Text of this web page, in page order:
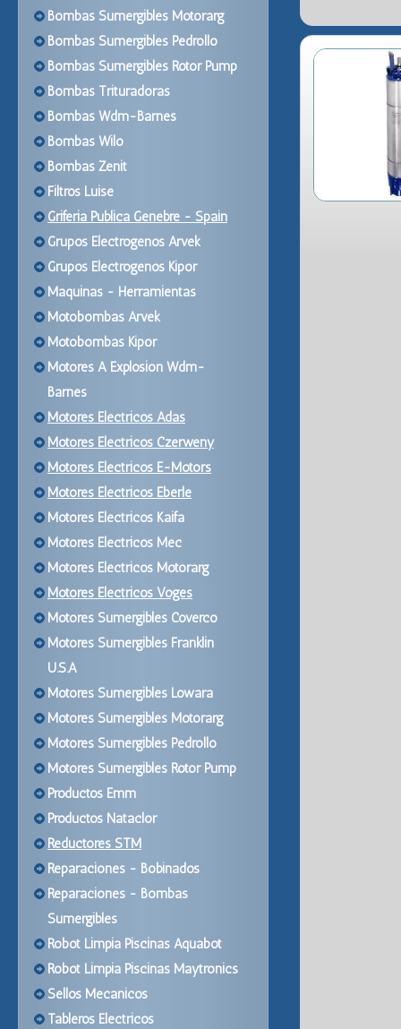
Bombas Sumergibles Motorarg
Bombas Sumergibles Pedrollo
Bombas Sumergibles Rotor Pump
Bombas Trituradoras
Bombas Wdm-Barnes
Bombas Wilo
Bombas Zenit
Filtros Luise
Griferia Publica Genebre - Spain
Grupos Electrogenos Arvek
Grupos Electrogenos Kipor
Maquinas - Herramientas
Motobombas Arvek
Motobombas Kipor
Motores A Explosion Wdm-
Barnes
Motores Electricos Adas
Motores Electricos Czerweny
Motores Electricos E-Motors
Motores Electricos Eberle
Motores Electricos Kaifa
Motores Electricos Mec
Motores Electricos Motorarg
Motores Electricos Voges
Motores Sumergibles Coverco
Motores Sumergibles Franklin
U.S.A
Motores Sumergibles Lowara
Motores Sumergibles Motorarg
Motores Sumergibles Pedrollo
Motores Sumergibles Rotor Pump
Productos Emm
Productos Nataclor
Reductores STM
Reparaciones - Bobinados
Reparaciones - Bombas
Sumergibles
Robot Limpia Piscinas Aquabot
Robot Limpia Piscinas Maytronics
Sellos Mecanicos
Tableros Electricos